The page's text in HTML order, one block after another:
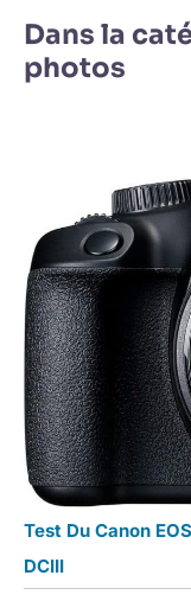
Dans la
photos
Test Du Canon
DCIII